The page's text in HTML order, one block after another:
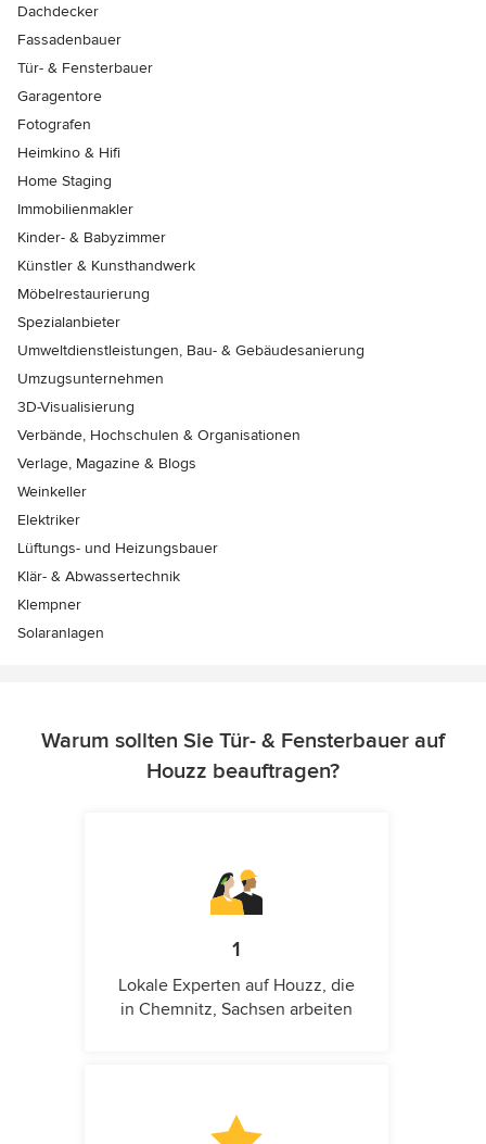
Dachdecker
Fassadenbauer
Tür- & Fensterbauer
Garagentore
Fotografen
Heimkino & Hifi
Home Staging
Immobilienmakler
Kinder- & Babyzimmer
Künstler & Kunsthandwerk
Möbelrestaurierung
Spezialanbieter
Umweltdienstleistungen, Bau- & Gebäudesanierung
Umzugsunternehmen
3D-Visualisierung
Verbände, Hochschulen & Organisationen
Verlage, Magazine & Blogs
Weinkeller
Elektriker
Lüftungs- und Heizungsbauer
Klär- & Abwassertechnik
Klempner
Solaranlagen
Warum sollten Sie Tür- & Fensterbauer auf
Houzz beauftragen?
1
Lokale Experten auf Houzz, die
in Chemnitz, Sachsen arbeiten